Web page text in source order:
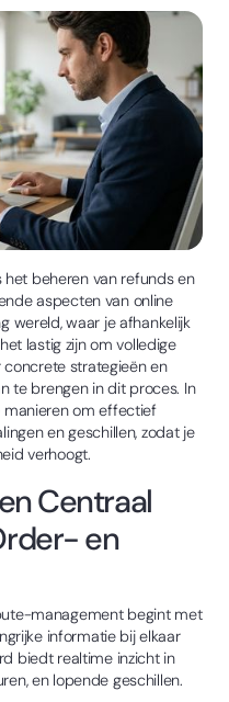
beheren van refunds en
aspecten van online
wereld, waar je afhankelijk
lastig zijn om volledige
concrete strategieën en
te brengen in dit proces. In
manieren om effectief
en geschillen, zodat je
verhoogt.
Centraal
en
management begint met
informatie bij elkaar
biedt realtime inzicht in
en lopende geschillen.